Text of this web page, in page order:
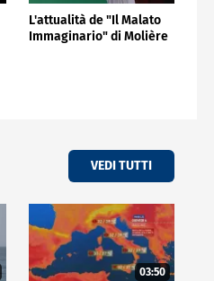
L'attualità de "Il Malato
Immaginario" di Molière
VEDI TUTTI
03:50